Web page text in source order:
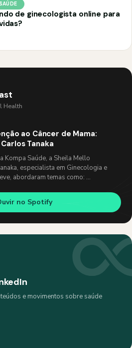
de ginecologista online para
Health
ao Câncer de Mama:
Tanaka
Kompa Saúde, a Sheila Mello
especialista em Ginecologia e
abordaram temas como: …
no Spotify
e movimentos sobre saúde